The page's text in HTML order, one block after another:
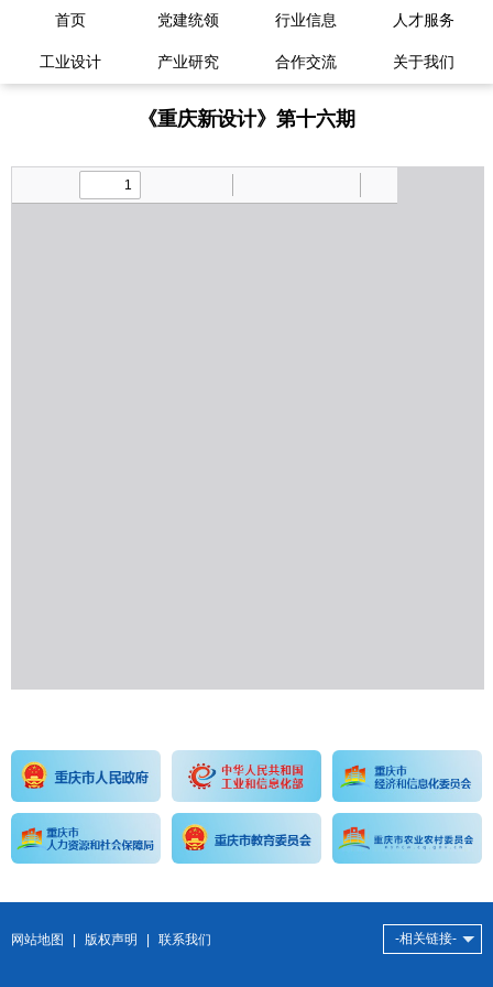
首页 党建统领 行业信息 人才服务
工业设计 产业研究 合作交流 关于我们
《重庆新设计》第十六期
网站地图 | 版权声明 | 联系我们 -相关链接-